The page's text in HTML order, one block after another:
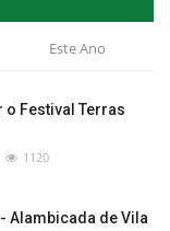
Este Ano
o Festival Terras
1120
Alambicada de Vila